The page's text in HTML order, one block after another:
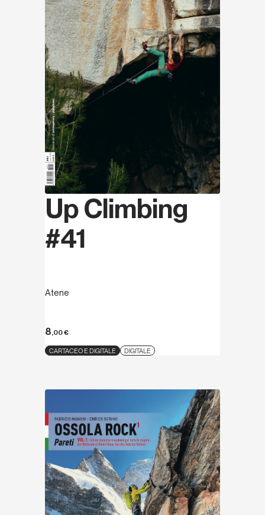
Up Climbing
#41
Atene
8,00€
CARTACEO E DIGITALE DIGITALE
Scopri